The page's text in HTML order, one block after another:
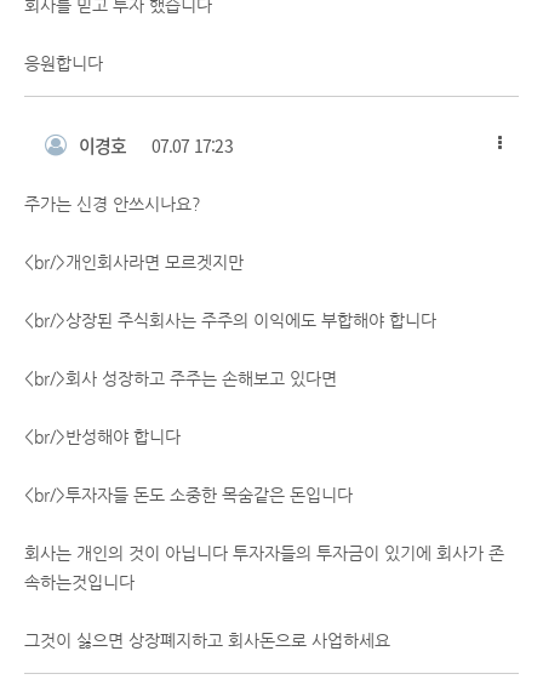
회사를 믿고 투자 했습니다
응원합니다
이경호 07.07 17:23
주가는 신경 안쓰시나요?
<br/>개인회사라면 모르겟지만
<br/>상장된 주식회사는 주주의 이익에도 부합해야 합니다
<br/>회사 성장하고 주주는 손해보고 있다면
<br/>반성해야 합니다
<br/>투자자들 돈도 소중한 목숨같은 돈입니다
회사는 개인의 것이 아닙니다 투자자들의 투자금이 있기에 회사가 존
속하는것입니다
그것이 싫으면 상장폐지하고 회사돈으로 사업하세요